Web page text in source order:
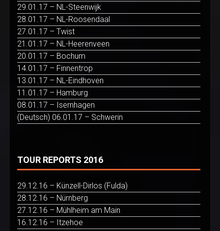
29.01.17 – NL-Steenwijk
28.01.17 – NL-Roosendaal
27.01.17 – Twist
21.01.17 – NL-Heerenveen
20.01.17 – Bochum
14.01.17 – Finnentrop
13.01.17 – NL-Eindhoven
11.01.17 – Hamburg
08.01.17 – Isernhagen
(Deutsch) 06.01.17 – Schwerin
TOUR REPORTS 2016
29.12.16 – Künzell-Dirlos (Fulda)
28.12.16 – Nürnberg
27.12.16 – Mühlheim am Main
16.12.16 – Itzehoe